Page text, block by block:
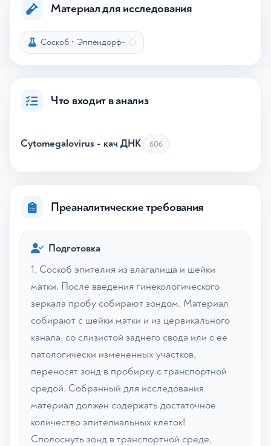
Материал для исследования
Соскоб • Эппендорф-
Что входит в анализ
Cytomegalovirus - кач ДНК 606
Преаналитические требования
Подготовка
1. Соскоб эпителия из влагалища и шейки
матки. После введения гинекологического
зеркала пробу собирают зондом. Материал
собирают с шейки матки и из цервикального
канала, со слизистой заднего свода или с ее
патологически измененных участков,
переносят зонд в пробирку с транспортной
средой. Собранный для исследования
материал должен содержать достаточное
количество эпителиальных клеток!
Сполоснуть зонд в транспортной среде,